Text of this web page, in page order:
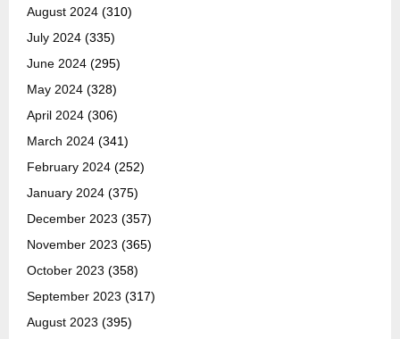
August 2024 (310)
July 2024 (335)
June 2024 (295)
May 2024 (328)
April 2024 (306)
March 2024 (341)
February 2024 (252)
January 2024 (375)
December 2023 (357)
November 2023 (365)
October 2023 (358)
September 2023 (317)
August 2023 (395)